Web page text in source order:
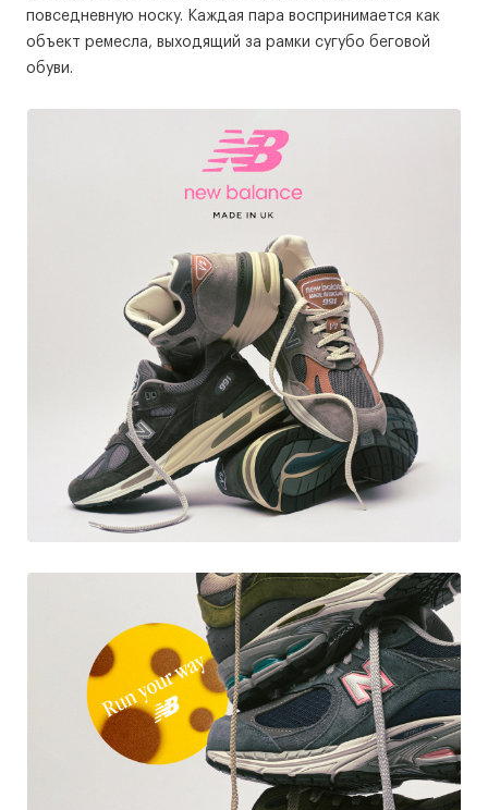
повседневную носку. Каждая пара воспринимается как
объект ремесла, выходящий за рамки сугубо беговой
обуви.